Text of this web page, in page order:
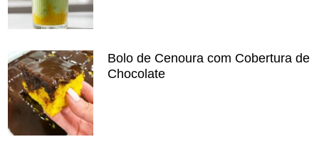
Bolo de Cenoura com Cobertura de
Chocolate